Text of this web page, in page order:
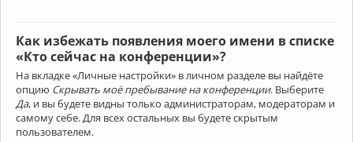
Как избежать появления моего имени в списке
«Кто сейчас на конференции»?
На вкладке «Личные настройки» в личном разделе вы найдёте
опцию Скрывать моё пребывание на конференции. Выберите
Да, и вы будете видны только администраторам, модераторам и
самому себе. Для всех остальных вы будете скрытым
пользователем.